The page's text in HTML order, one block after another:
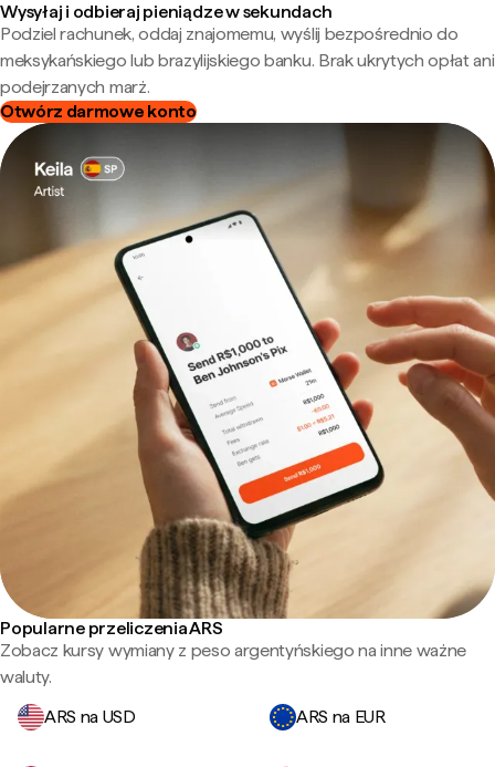
Wysyłaj i odbieraj pieniądze w sekundach
Podziel rachunek, oddaj znajomemu, wyślij bezpośrednio do
meksykańskiego lub brazylijskiego banku. Brak ukrytych opłat ani
podejrzanych marż.
Otwórz darmowe konto
Popularne przeliczenia ARS
Zobacz kursy wymiany z peso argentyńskiego na inne ważne
waluty.
ARS na USD
ARS na EUR